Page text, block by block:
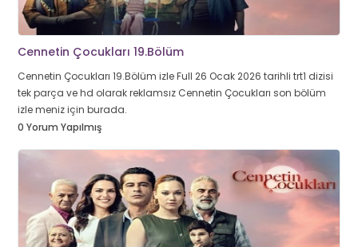
Cennetin Çocukları 19.Bölüm
Cennetin Çocukları 19.Bölüm izle Full 26 Ocak 2026 tarihli trt1 dizisi
tek parça ve hd olarak reklamsız Cennetin Çocukları son bölüm
izle meniz için burada.
0 Yorum Yapılmış